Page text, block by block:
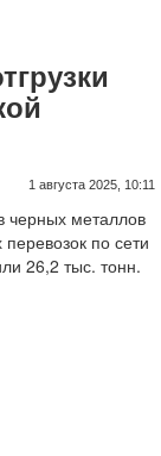
1 августа 2025, 10:11
металлов
по сети
26,2 тыс. тонн.